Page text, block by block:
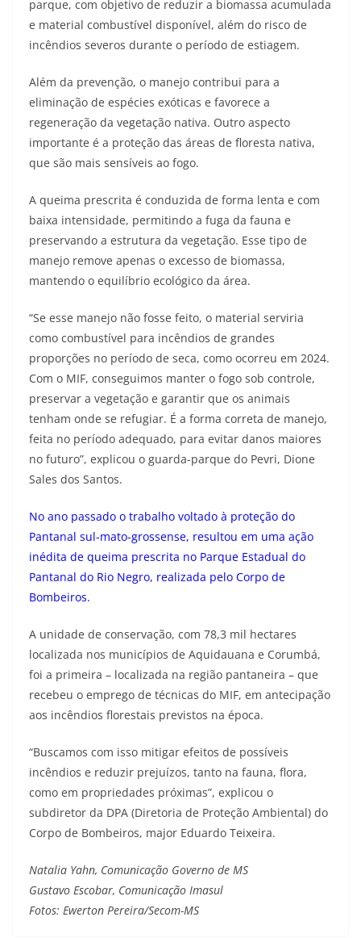
parque, com objetivo de reduzir a biomassa acumulada
e material combustível disponível, além do risco de
incêndios severos durante o período de estiagem.
Além da prevenção, o manejo contribui para a
eliminação de espécies exóticas e favorece a
regeneração da vegetação nativa. Outro aspecto
importante é a proteção das áreas de floresta nativa,
que são mais sensíveis ao fogo.
A queima prescrita é conduzida de forma lenta e com
baixa intensidade, permitindo a fuga da fauna e
preservando a estrutura da vegetação. Esse tipo de
manejo remove apenas o excesso de biomassa,
mantendo o equilíbrio ecológico da área.
“Se esse manejo não fosse feito, o material serviria
como combustível para incêndios de grandes
proporções no período de seca, como ocorreu em 2024.
Com o MIF, conseguimos manter o fogo sob controle,
preservar a vegetação e garantir que os animais
tenham onde se refugiar. É a forma correta de manejo,
feita no período adequado, para evitar danos maiores
no futuro”, explicou o guarda-parque do Pevri, Dione
Sales dos Santos.
No ano passado o trabalho voltado à proteção do
Pantanal sul-mato-grossense, resultou em uma ação
inédita de queima prescrita no Parque Estadual do
Pantanal do Rio Negro, realizada pelo Corpo de
Bombeiros.
A unidade de conservação, com 78,3 mil hectares
localizada nos municípios de Aquidauana e Corumbá,
foi a primeira – localizada na região pantaneira – que
recebeu o emprego de técnicas do MIF, em antecipação
aos incêndios florestais previstos na época.
“Buscamos com isso mitigar efeitos de possíveis
incêndios e reduzir prejuízos, tanto na fauna, flora,
como em propriedades próximas”, explicou o
subdiretor da DPA (Diretoria de Proteção Ambiental) do
Corpo de Bombeiros, major Eduardo Teixeira.
Natalia Yahn, Comunicação Governo de MS
Gustavo Escobar, Comunicação Imasul
Fotos: Ewerton Pereira/Secom-MS